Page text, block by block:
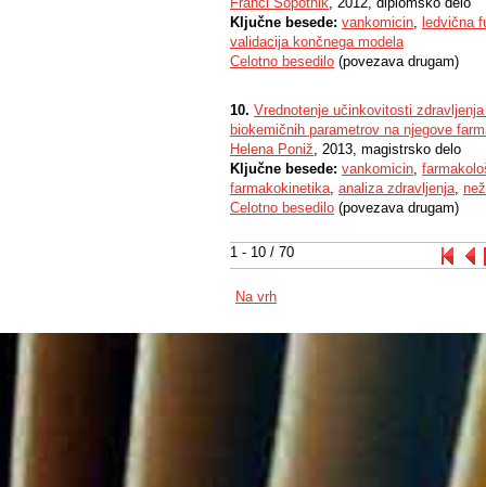
1 - 10 / 70
Ključne besede: vankomicin, ledvična
validacija končnega modela
Celotno besedilo (povezava drugam)
10. Vrednotenje učinkovitosti
biokemičnih parametrov na njegove
Helena Poniž, 2013, magistrsko delo
Ključne besede: vankomicin,
farmakokinetika, analiza zdravljenja,
Celotno besedilo (povezava drugam)
Na vrh